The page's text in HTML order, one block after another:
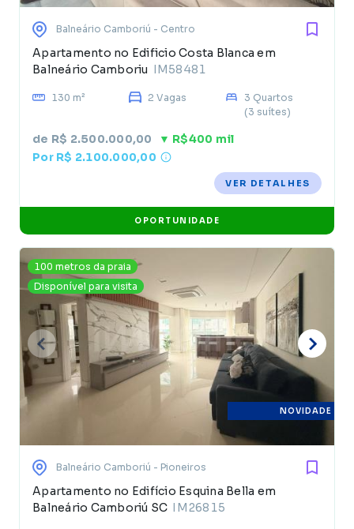
Balneário Camboriú - Centro
Apartamento no Edificio Costa Blanca em
Balneário Camboriu IM58481
130 m² 2 Vagas
3 Quartos
(3 suítes)
de R$ 2.500.000,00
▼ R$400 mil
Por R$ 2.100.000,00
VER DETALHES
OPORTUNIDADE
100 metros da praia
Disponível para visita
NOVIDADE
Balneário Camboriú - Pioneiros
Apartamento no Edifício Esquina Bella em
Balneário Camboriú SC IM26815